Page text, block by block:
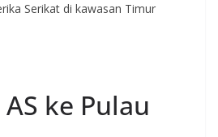
Serikat di kawasan Timur
ke Pulau